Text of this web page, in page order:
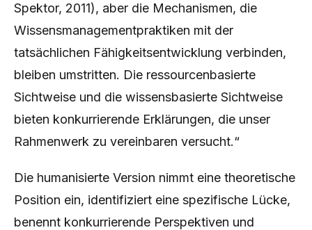
Spektor, 2011), aber die Mechanismen, die
Wissensmanagementpraktiken mit der
tatsächlichen Fähigkeitsentwicklung verbinden,
bleiben umstritten. Die ressourcenbasierte
Sichtweise und die wissensbasierte Sichtweise
bieten konkurrierende Erklärungen, die unser
Rahmenwerk zu vereinbaren versucht.“
Die humanisierte Version nimmt eine theoretische
Position ein, identifiziert eine spezifische Lücke,
benennt konkurrierende Perspektiven und